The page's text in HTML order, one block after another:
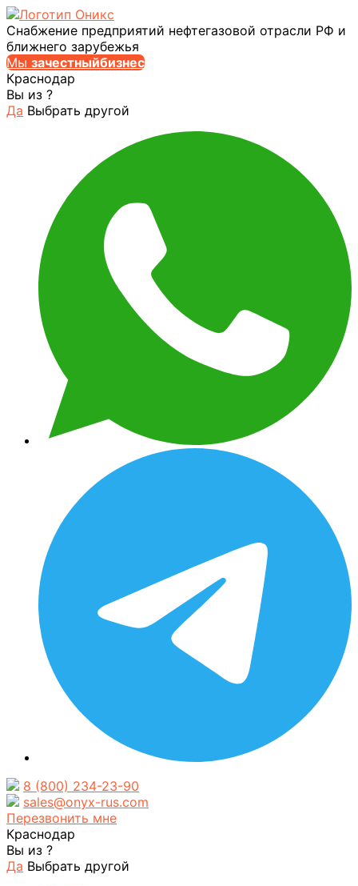
Снабжение предприятий нефтегазовой отрасли РФ и
ближнего зарубежья
Мы зачестныйбизнес
Краснодар
Вы из ?
Да Выбрать другой
8 (800) 234-23-90
sales@onyx-rus.com
Перезвонить мне
Краснодар
Вы из ?
Да Выбрать другой